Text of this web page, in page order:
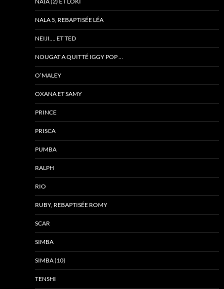
NALA 5, REBAPTISÉE LÉA
NEIJI…. ET TED
NOUGAT A QUITTÉ IGGY POP …
O’MALEY
OXANA ET SAMY
PRINCE
PRISCA
PUMBA
RALPH
RIO
RUBY, REBAPTISÉE ROMY
SCAR
SIMBA
SIMBA (10)
TENSHI